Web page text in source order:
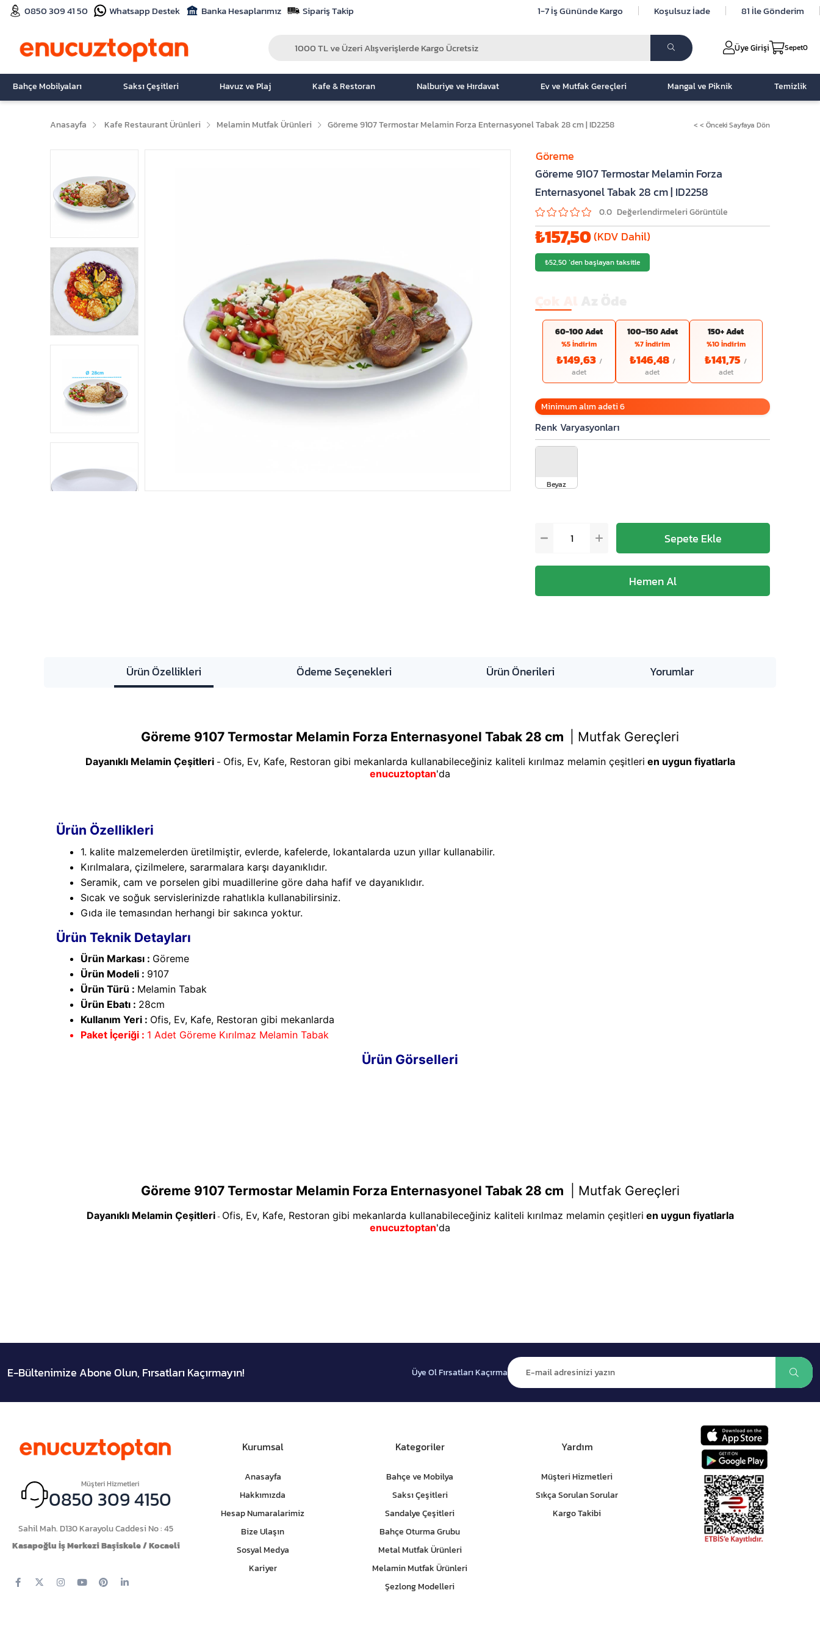
0850 309 41 50 Whatsapp Destek Banka Hesaplarımız Sipariş Takip 1-7 İş Gününde Kargo Koşulsuz İade 81 İle Gönderim
Üye Girişi Sepet0
Bahçe Mobilyaları Saksı Çeşitleri Havuz ve Plaj Kafe & Restoran Nalburiye ve Hırdavat Ev ve Mutfak Gereçleri Mangal ve Piknik Temizlik
Anasayfa Kafe Restaurant Ürünleri Melamin Mutfak Ürünleri Göreme 9107 Termostar Melamin Forza Enternasyonel Tabak 28 cm | ID2258 < < Önceki Sayfaya Dön
Göreme 9107 Termostar Melamin Forza
Enternasyonel Tabak 28 cm | ID2258
0.0
₺157,50(KDV Dahil)
₺52,50`den başlayan taksitle
Göreme
60-100 Adet
%5 İndirim
₺149,63
100–150 Adet
%7 İndirim
₺146,48
150+ Adet
%10 İndirim
₺141,75
Minimum alım adeti 6
Renk Varyasyonları
Ürün Özellikleri Ödeme Seçenekleri Ürün Önerileri Yorumlar
Göreme 9107 Termostar Melamin Forza Enternasyonel Tabak 28 cm Mutfak Gereçleri
Dayanıklı Melamin Çeşitleri- Ofis, Ev, Kafe, Restoran gibi mekanlarda kullanabileceğiniz kaliteli kırılmaz melamin çeşitleri en uygun fiyatlarla
enucuztoptan'da
Ürün Özellikleri
1. kalite malzemelerden üretilmiştir, evlerde, kafelerde, lokantalarda uzun yıllar kullanabilir.
Kırılmalara, çizilmelere, sararmalara karşı dayanıklıdır.
Seramik, cam ve porselen gibi muadillerine göre daha hafif ve dayanıklıdır.
Sıcak ve soğuk servislerinizde rahatlıkla kullanabilirsiniz.
Gıda ile temasından herhangi bir sakınca yoktur.
Ürün Teknik Detayları
Ürün Markası : Göreme
Ürün Modeli : 9107
Ürün Türü : Melamin Tabak
Ürün Ebatı : 28cm
Kullanım Yeri : Ofis, Ev, Kafe, Restoran gibi mekanlarda
Paket İçeriği : 1 Adet Göreme Kırılmaz Melamin Tabak
Ürün Görselleri
Göreme 9107 Termostar Melamin Forza Enternasyonel Tabak 28 cm Mutfak Gereçleri
Dayanıklı Melamin Çeşitleri - Ofis, Ev, Kafe, Restoran gibi mekanlarda kullanabileceğiniz kaliteli kırılmaz melamin çeşitleri en uygun fiyatlarla
enucuztoptan'da
E-Bültenimize Abone Olun, Fırsatları Kaçırmayın! Üye Ol Fırsatları Kaçırma
Müşteri Hizmetleri
0850 309 4150
Sahil Mah. D130 Karayolu Caddesi No : 45
Kasapoğlu İş Merkezi Başiskele / Kocaeli
Kurumsal
Anasayfa
Hakkımızda
Hesap Numaralarimiz
Bize Ulaşın
Sosyal Medya
Kariyer
Kategoriler
Bahçe ve Mobilya
Saksı Çeşitleri
Sandalye Çeşitleri
Bahçe Oturma Grubu
Metal Mutfak Ürünleri
Melamin Mutfak Ürünleri
Şezlong Modelleri
Yardım
Müşteri Hizmetleri
Sıkça Sorulan Sorular
Kargo Takibi